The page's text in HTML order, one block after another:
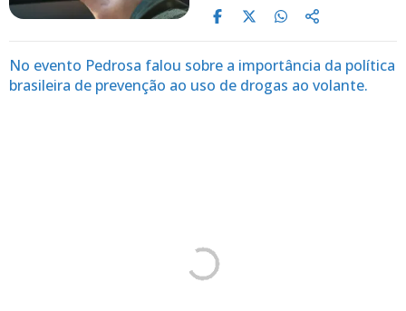
No evento Pedrosa falou sobre a importância da política
brasileira de prevenção ao uso de drogas ao volante.